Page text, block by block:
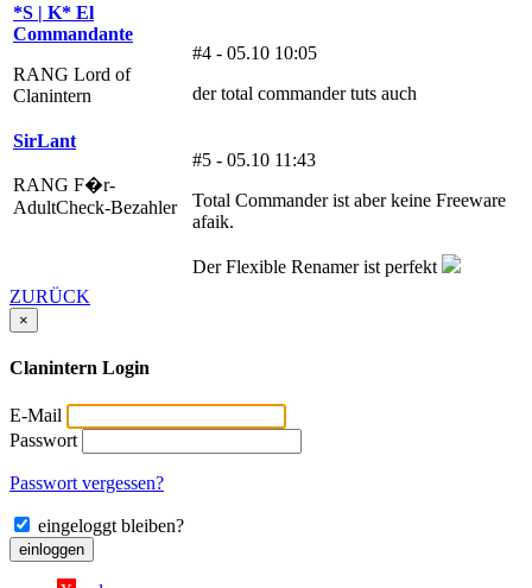
*S | K* El
Commandante
RANG Lord of
Clanintern
#4 - 05.10 10:05
der total commander tuts auch
SirLant
RANG F�r-
AdultCheck-Bezahler
#5 - 05.10 11:43
Total Commander ist aber keine Freeware
afaik.
Der Flexible Renamer ist perfekt
ZURÜCK
×
Clanintern Login
E-Mail
Passwort
Passwort vergessen?
eingeloggt bleiben?
einloggen